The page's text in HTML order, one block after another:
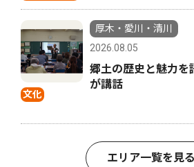
文化
厚木・愛川・清川
2026.08.05
郷土の歴史と魅力
が講話
エリア一覧を見る